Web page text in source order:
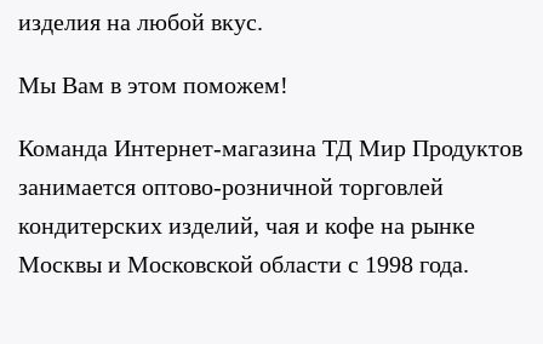
изделия на любой вкус.
Мы Вам в этом поможем!
Команда Интернет-магазина ТД Мир Продуктов
занимается оптово-розничной торговлей
кондитерских изделий, чая и кофе на рынке
Москвы и Московской области с 1998 года.